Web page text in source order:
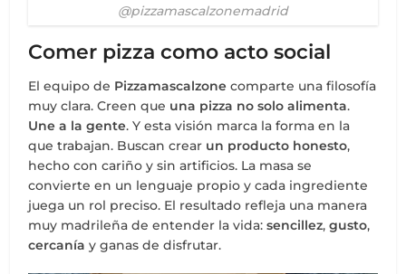
@pizzamascalzonemadrid
Comer pizza como acto social
El equipo de Pizzamascalzone comparte una filosofía
muy clara. Creen que una pizza no solo alimenta.
Une a la gente. Y esta visión marca la forma en la
que trabajan. Buscan crear un producto honesto,
hecho con cariño y sin artificios. La masa se
convierte en un lenguaje propio y cada ingrediente
juega un rol preciso. El resultado refleja una manera
muy madrileña de entender la vida:sencillez,gusto,
cercanía y ganas de disfrutar.